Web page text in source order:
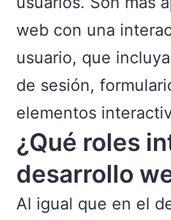
web con una
usuario, que
de sesión,
elementos
¿Qué roles
desarrollo
Al igual que en el